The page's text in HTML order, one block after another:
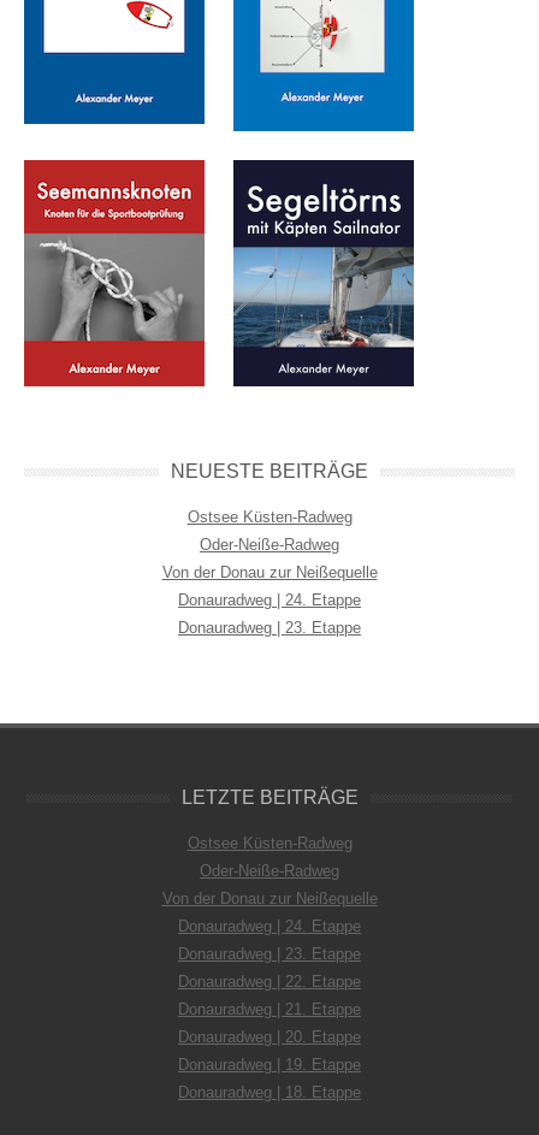
NEUESTE BEITRÄGE
Ostsee Küsten-Radweg
Oder-Neiße-Radweg
Von der Donau zur Neißequelle
Donauradweg | 24. Etappe
Donauradweg | 23. Etappe
LETZTE BEITRÄGE
Ostsee Küsten-Radweg
Oder-Neiße-Radweg
Von der Donau zur Neißequelle
Donauradweg | 24. Etappe
Donauradweg | 23. Etappe
Donauradweg | 22. Etappe
Donauradweg | 21. Etappe
Donauradweg | 20. Etappe
Donauradweg | 19. Etappe
Donauradweg | 18. Etappe